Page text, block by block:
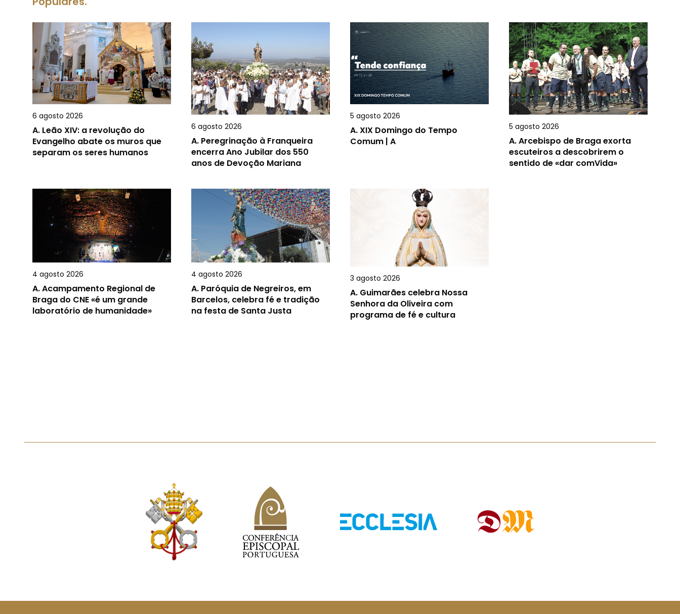
6 agosto 2026
A. Leão XIV: a revolução do
Evangelho abate os muros que
separam os seres humanos
6 agosto 2026
A. Peregrinação à Franqueira
encerra Ano Jubilar dos 550
anos de Devoção Mariana
5 agosto 2026
A.XIX Domingo do Tempo
Comum | A
5 agosto 2026
A.Arcebispo de Braga exorta
escuteiros a descobrirem o
sentido de «dar comVida»
4 agosto 2026
A.Acampamento Regional de
Braga do CNE «é um grande
laboratório de humanidade»
4 agosto 2026
A. Paróquia de Negreiros, em
Barcelos, celebra fé e tradição
na festa de Santa Justa
3 agosto 2026
A. Guimarães celebra Nossa
Senhora da Oliveira com
programa de fé e cultura